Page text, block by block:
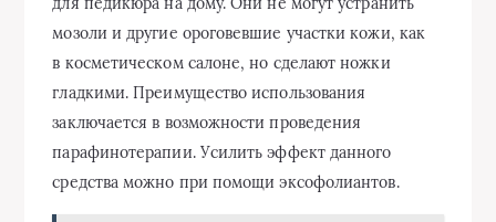
мозоли и другие ороговевшие участки кожи, как
в косметическом салоне, но сделают ножки
гладкими. Преимущество использования
заключается в возможности проведения
парафинотерапии. Усилить эффект данного
средства можно при помощи эксофолиантов.